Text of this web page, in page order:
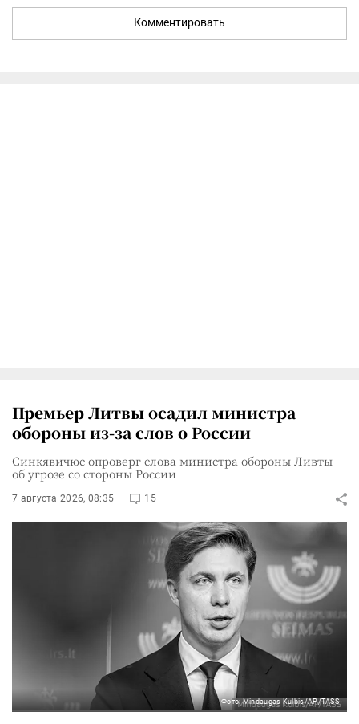
Комментировать
Премьер Литвы осадил министра
обороны из-за слов о России
Синкявичюс опроверг слова министра обороны Ливты
об угрозе со стороны России
7 августа 2026, 08:35 15
Фото: Mindaugas Kulbis/AP/TASS